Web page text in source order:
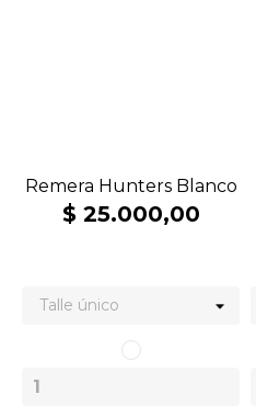
Remera Hunters Blanco
$ 25.000,00